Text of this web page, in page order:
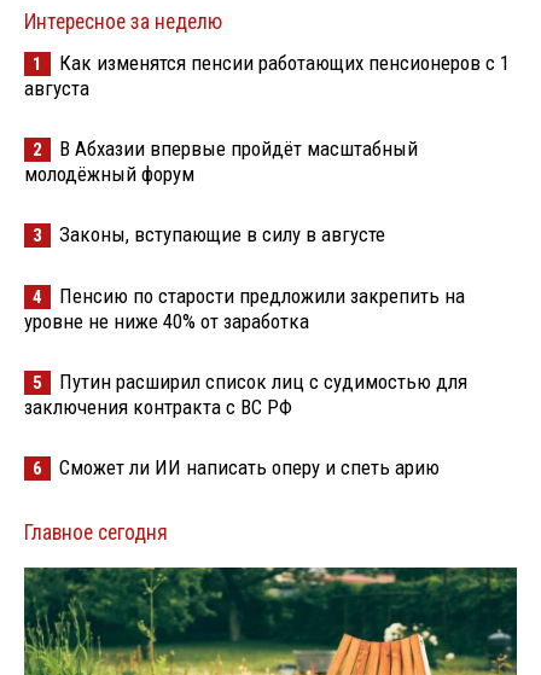
Интересное за неделю
1
Как изменятся пенсии работающих пенсионеров с 1
августа
2
В Абхазии впервые пройдёт масштабный
молодёжный форум
3 Законы, вступающие в силу в августе
4
Пенсию по старости предложили закрепить на
уровне не ниже 40% от заработка
5
Путин расширил список лиц с судимостью для
заключения контракта с ВС РФ
6 Сможет ли ИИ написать оперу и спеть арию
Главное сегодня